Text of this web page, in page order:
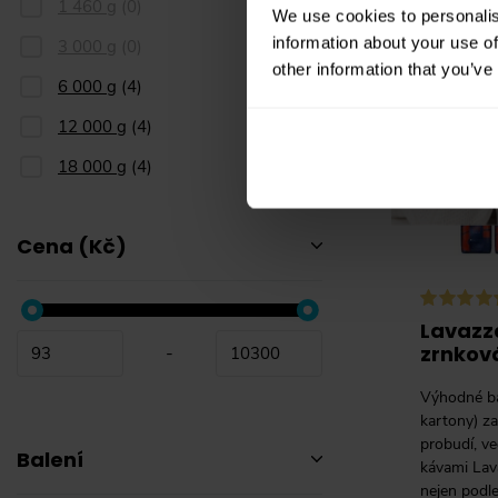
We use cookies to
information about your use
other information that
6 000 g (4)
12 000 g (4)
18 000 g (4)
Cena (Kč)
-
Balení
Výhodné
kartony)
probudí,
kávami
nejen